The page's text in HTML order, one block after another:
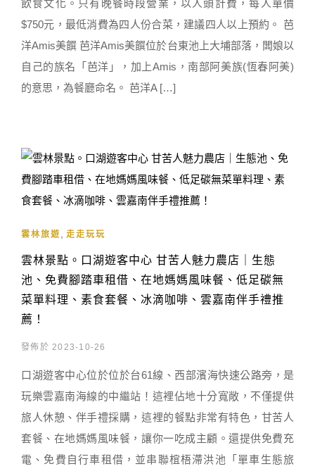
飲食文化。只有晚餐時段營業，以人頭計費，每人單價
$750元，最低消費為四人份合菜，建議四人以上預約。 芭
洋Amis美饌 芭洋Amis美饌位於台東池上大埔部落，闆娘以
自己的族名「芭洋」，加上Amis，南部阿美族(恆春阿美)
的意思，為餐廳命名。 芭洋A […]
雲林旅遊 走走玩玩
雲林景點。口湖遊客中心 甘苦人魅力農店｜生態
池、免費腳踏車租借、在地媽媽風味餐、低足碳無
菜單料理、素食套餐、冰滴咖啡、雲嘉南伴手禮推
薦！
發佈於 2023-10-26
口湖遊客中心位於位於台61線、西部濱海快速公路旁，是
玩樂雲嘉南海線的中繼站！這裡佔地十分寬敞，不僅提供
旅人休憩、伴手禮採購，這裡的餐點非常有特色，甘苦人
套餐、在地媽媽風味餐，讓你一吃成主顧。還提供免費充
電、免費自行車租借，並串聯椬梧滯洪池「單車生態旅